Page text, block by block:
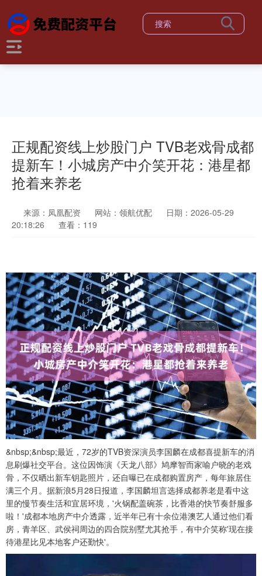
正规配资线上炒股门户 TVB老戏骨成都
提新车！小城房产中介笑开花：港星都
抢着来养老
来源：凤凰配资 网站：领航优配
日期：2026-05-29
20:18:26
查看：119
&nbsp;&nbsp;最近，72岁的TVB资深演员李国麟在成都喜提新车的消
息刷爆社交平台。这位因饰演《天龙八部》鸠摩智而家喻户晓的老戏
骨，不仅晒出新车钥匙照片，还自曝已在成都购置房产，每年旅居住
满三个月。据新浪5月28日报道，李国麟坦言选择成都养老是看中这
里的慢节奏生活和宜居环境，'火锅配盖碗茶，比香港的快节奏舒服多
啦！'成都本地房产中介透露，近半年已有十余位港澳艺人通过他们看
房，青羊区、武侯祠周边的四合院别墅尤其抢手，有中介笑称'现在接
待港星比见本地客户还勤快'。